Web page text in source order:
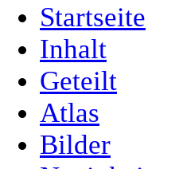
Startseite
Inhalt
Geteilt
Atlas
Bilder